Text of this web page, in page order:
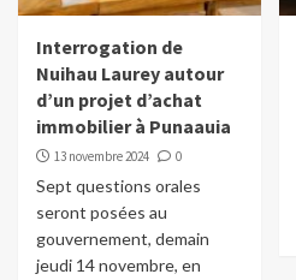
Interrogation de
Nuihau Laurey autour
d’un projet d’achat
immobilier à Punaauia
13 novembre 2024 0
Sept questions orales
seront posées au
gouvernement, demain
jeudi 14 novembre, en